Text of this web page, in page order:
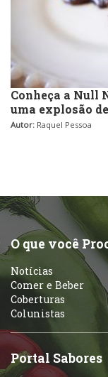
Conheça a Null
uma explosão
Autor: Raquel Pessoa
O que você
Notícias
Comer e Beber
Coberturas
Colunistas
Portal Sabores